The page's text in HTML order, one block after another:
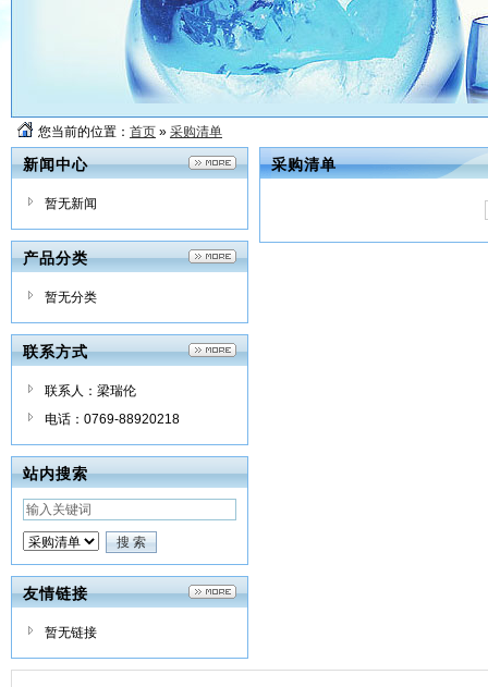
您当前的位置： 首页 » 采购清单
新闻中心
暂无新闻
产品分类
暂无分类
联系方式
联系人：梁瑞伦
电话：0769-88920218
站内搜索
友情链接
暂无链接
采购清单